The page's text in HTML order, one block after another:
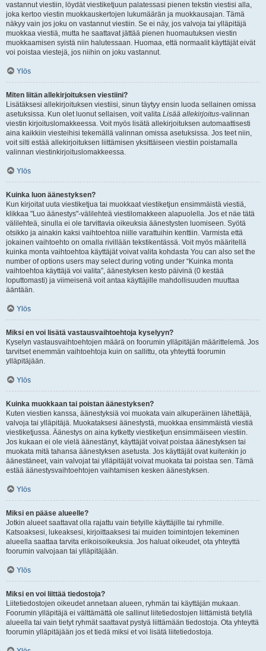
vastannut viestiin, löydät viestiketjuun palatessasi pienen tekstin viestisi alla,
joka kertoo viestin muokkauskertojen lukumäärän ja muokkausajan. Tämä
näkyy vain jos joku on vastannut viestiin. Se ei näy, jos valvoja tai ylläpitäjä
muokkaa viestiä, mutta he saattavat jättää pienen huomautuksen viestin
muokkaamisen syistä niin halutessaan. Huomaa, että normaalit käyttäjät eivät
voi poistaa viestejä, jos niihin on joku vastannut.
Ylös
Miten liitän allekirjoituksen viestiini?
Lisätäksesi allekirjoituksen viestiisi, sinun täytyy ensin luoda sellainen omissa
asetuksissa. Kun olet luonut sellaisen, voit valita Lisää allekirjoitus-valinnan
viestin kirjoituslomakkeessa. Voit myös lisätä allekirjoituksen automaattisesti
aina kaikkiin viesteihisi tekemällä valinnan omissa asetuksissa. Jos teet niin,
voit silti estää allekirjoituksen liittämisen yksittäiseen viestiin poistamalla
valinnan viestinkirjoituslomakkeessa.
Ylös
Kuinka luon äänestyksen?
Kun kirjoitat uuta viestiketjua tai muokkaat viestiketjun ensimmäistä viestiä,
klikkaa "Luo äänestys"-välilehteä viestilomakkeen alapuolella. Jos et näe tätä
välilehteä, sinulla ei ole tarvittavia oikeuksia äänestysten luomiseen. Syötä
otsikko ja ainakin kaksi vaihtoehtoa niille varattuihin kenttiin. Varmista että
jokainen vaihtoehto on omalla rivillään tekstikentässä. Voit myös määritellä
kuinka monta vaihtoehtoa käyttäjät voivat valita kohdasta You can also set the
number of options users may select during voting under “Kuinka monta
vaihtoehtoa käyttäjä voi valita”, äänestyksen kesto päivinä (0 kestää
loputtomasti) ja viimeisenä voit antaa käyttäjille mahdollisuuden muuttaa
ääntään.
Ylös
Miksi en voi lisätä vastausvaihtoehtoja kyselyyn?
Kyselyn vastausvaihtoehtojen määrä on foorumin ylläpitäjän määrittelemä. Jos
tarvitset enemmän vaihtoehtoja kuin on sallittu, ota yhteyttä foorumin
ylläpitäjään.
Ylös
Kuinka muokkaan tai poistan äänestyksen?
Kuten viestien kanssa, äänestyksiä voi muokata vain alkuperäinen lähettäjä,
valvoja tai ylläpitäjä. Muokataksesi äänestystä, muokkaa ensimmäistä viestiä
viestiketjussa. Äänestys on aina kytketty viestiketjun ensimmäiseen viestiin.
Jos kukaan ei ole vielä äänestänyt, käyttäjät voivat poistaa äänestyksen tai
muokata mitä tahansa äänestyksen asetusta. Jos käyttäjät ovat kuitenkin jo
äänestäneet, vain valvojat tai ylläpitäjät voivat muokata tai poistaa sen. Tämä
estää äänestysvaihtoehtojen vaihtamisen kesken äänestyksen.
Ylös
Miksi en pääse alueelle?
Jotkin alueet saattavat olla rajattu vain tietyille käyttäjille tai ryhmille.
Katsoaksesi, lukeaksesi, kirjoittaaksesi tai muiden toimintojen tekeminen
alueella saattaa tarvita erikoisoikeuksia. Jos haluat oikeudet, ota yhteyttä
foorumin valvojaan tai ylläpitäjään.
Ylös
Miksi en voi liittää tiedostoja?
Liitetiedostojen oikeudet annetaan alueen, ryhmän tai käyttäjän mukaan.
Foorumin ylläpitäjä ei välttämättä ole sallinut liitetiedostojen liittämistä tietyllä
alueella tai vain tietyt ryhmät saattavat pystyä liittämään tiedostoja. Ota yhteyttä
foorumin ylläpitäjään jos et tiedä miksi et voi lisätä liitetiedostoja.